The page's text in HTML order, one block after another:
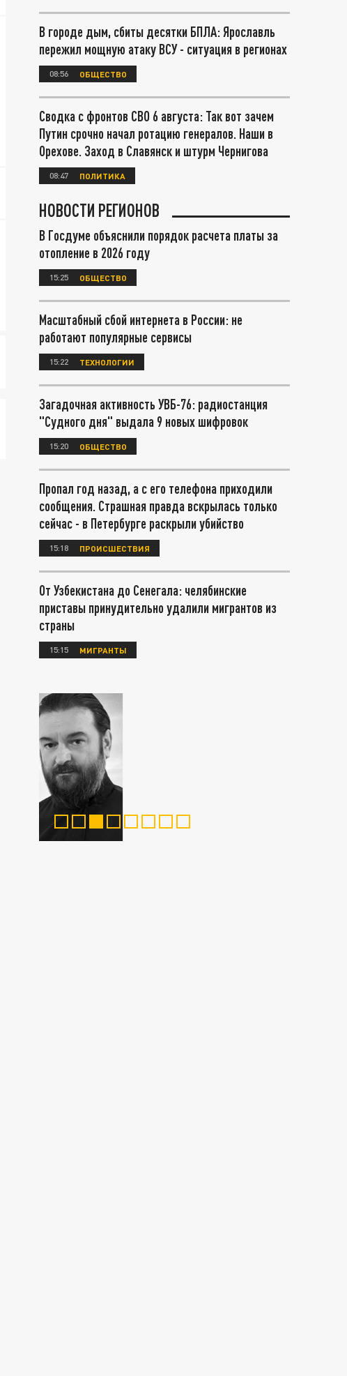
В городе дым, сбиты десятки БПЛА: Ярославль
пережил мощную атаку ВСУ - ситуация в регионах
08:56 ОБЩЕСТВО
Сводка с фронтов СВО 6 августа: Так вот зачем
Путин срочно начал ротацию генералов. Наши в
Орехове. Заход в Славянск и штурм Чернигова
08:47 ПОЛИТИКА
НОВОСТИ РЕГИОНОВ
В Госдуме объяснили порядок расчета платы за
отопление в 2026 году
15:25 ОБЩЕСТВО
Масштабный сбой интернета в России: не
работают популярные сервисы
15:22 ТЕХНОЛОГИИ
Загадочная активность УВБ-76: радиостанция
"Судного дня" выдала 9 новых шифровок
15:20 ОБЩЕСТВО
Пропал год назад, а с его телефона приходили
сообщения. Страшная правда вскрылась только
сейчас - в Петербурге раскрыли убийство
15:18 ПРОИСШЕСТВИЯ
От Узбекистана до Сенегала: челябинские
приставы принудительно удалили мигрантов из
страны
15:15 МИГРАНТЫ